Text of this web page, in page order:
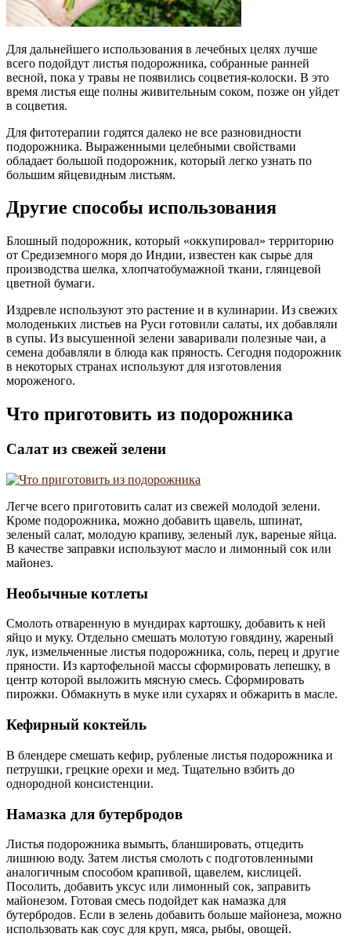
Для дальнейшего использования в лечебных целях лучше
всего подойдут листья подорожника, собранные ранней
весной, пока у травы не появились соцветия-колоски. В это
время листья еще полны живительным соком, позже он уйдет
в соцветия.
Для фитотерапии годятся далеко не все разновидности
подорожника. Выраженными целебными свойствами
обладает большой подорожник, который легко узнать по
большим яйцевидным листьям.
Другие способы использования
Блошный подорожник, который «оккупировал» территорию
от Средиземного моря до Индии, известен как сырье для
производства шелка, хлопчатобумажной ткани, глянцевой
цветной бумаги.
Издревле используют это растение и в кулинарии. Из свежих
молоденьких листьев на Руси готовили салаты, их добавляли
в супы. Из высушенной зелени заваривали полезные чаи, а
семена добавляли в блюда как пряность. Сегодня подорожник
в некоторых странах используют для изготовления
мороженого.
Что приготовить из подорожника
Салат из свежей зелени
Легче всего приготовить салат из свежей молодой зелени.
Кроме подорожника, можно добавить щавель, шпинат,
зеленый салат, молодую крапиву, зеленый лук, вареные яйца.
В качестве заправки используют масло и лимонный сок или
майонез.
Необычные котлеты
Смолоть отваренную в мундирах картошку, добавить к ней
яйцо и муку. Отдельно смешать молотую говядину, жареный
лук, измельченные листья подорожника, соль, перец и другие
пряности. Из картофельной массы сформировать лепешку, в
центр которой выложить мясную смесь. Сформировать
пирожки. Обмакнуть в муке или сухарях и обжарить в масле.
Кефирный коктейль
В блендере смешать кефир, рубленые листья подорожника и
петрушки, грецкие орехи и мед. Тщательно взбить до
однородной консистенции.
Намазка для бутербродов
Листья подорожника вымыть, бланшировать, отцедить
лишнюю воду. Затем листья смолоть с подготовленными
аналогичным способом крапивой, щавелем, кислицей.
Посолить, добавить уксус или лимонный сок, заправить
майонезом. Готовая смесь подойдет как намазка для
бутербродов. Если в зелень добавить больше майонеза, можно
использовать как соус для круп, мяса, рыбы, овощей.